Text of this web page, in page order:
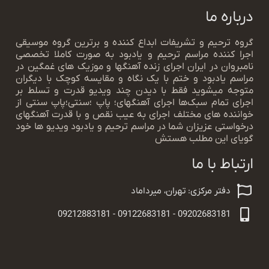
درباره ما
گروه ترحیم و تشریفات ابداع کننده و برترین گروه موسیقی
اجرا کننده مراسم ترحیم و یادبود به صورت کاملا تخصصی
نامبروان در ایران اجرای زنده آهنگها و موزیک های غمگین در
مراسم یادبود و ختم با یک نگاه و مقایسه کوچک با دیگران
متوجه میشوید فقط با دیدن چند ویدیو قدرت و تسلط بر
اجرای تمام سبک‌ها اجرای آهنگهای؛ پاپ ؛سنتی؛پاپ سنتی از
خواننده های مختلف اجرای به عیب نقص و با قدرت آهنگهای
درخواستی عزیزان شما در مراسم ترحیم و یادبود ویدیو ها خود
گویای این مطلب هستش
ارتباط با ما
دفتر مرکزی: تهران، میرداماد
09202683181 - 09122683181 - 09212883181